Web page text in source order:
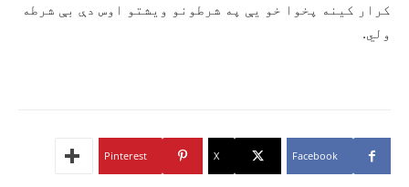
کرار کینه پخوا خو یې په شرطونو ویشتو اوس دې بې شرطه
ولي.
Facebook
X
Pinterest